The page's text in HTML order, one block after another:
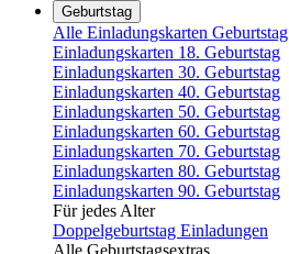
Geburtstag
Alle Einladungskarten Geburtstag
Einladungskarten 18. Geburtstag
Einladungskarten 30. Geburtstag
Einladungskarten 40. Geburtstag
Einladungskarten 50. Geburtstag
Einladungskarten 60. Geburtstag
Einladungskarten 70. Geburtstag
Einladungskarten 80. Geburtstag
Einladungskarten 90. Geburtstag
Für jedes Alter
Doppelgeburtstag Einladungen
Alle Geburtstagsextras